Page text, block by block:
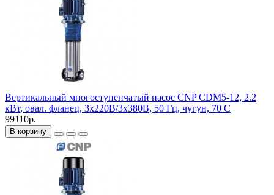
Вертикальный многоступенчатый насос CNP CDM5-12, 2.2
кВт, овал. фланец, 3х220В/3х380В, 50 Гц, чугун, 70 С
99110р.
В корзину